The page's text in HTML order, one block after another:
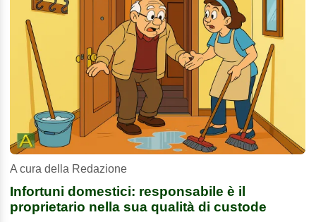
A cura della Redazione
Infortuni domestici: responsabile è il
proprietario nella sua qualità di custode